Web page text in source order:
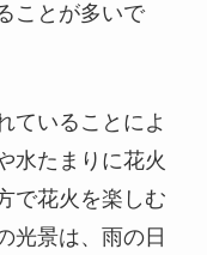
ことが多いで
ていることによ
水たまりに花火
で花火を楽しむ
光景は、雨の日